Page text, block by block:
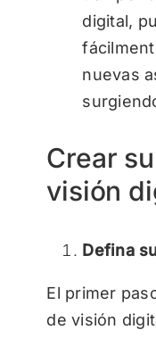
digital,
nuevas
Crear
visión
Defina
El primer
de visión